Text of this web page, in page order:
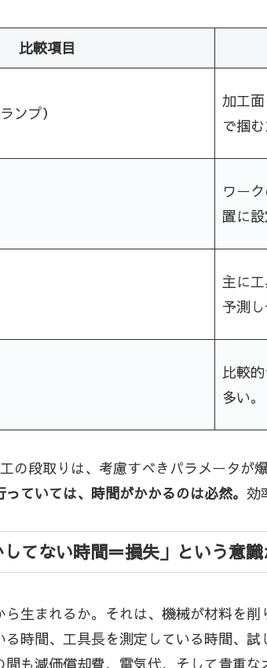
比較項目
ンプ）
加工
で掴
ワー
置に設
主に
予測し
比較
多い。
の段取りは、考慮すべきパラメータが
ていては、時間がかかるのは必然。 効
してない時間＝損失」という意
生まれるか。それは、機械が材料を
る時間、工具長を測定している時間、
も減価償却費、電気代、そして貴重